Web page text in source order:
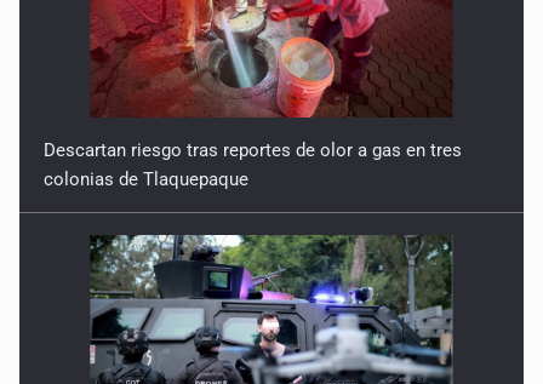
Descartan riesgo tras reportes de olor a gas en tres
colonias de Tlaquepaque